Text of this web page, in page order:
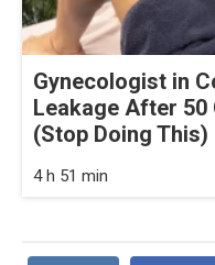
Gynecologist in
Leakage After 50
(Stop Doing This)
4 h 51 min